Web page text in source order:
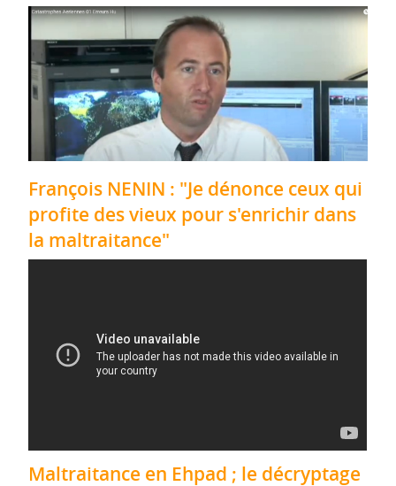
François NENIN : "Je dénonce ceux qui
profite des vieux pour s'enrichir dans
la maltraitance"
Maltraitance en Ehpad ; le décryptage